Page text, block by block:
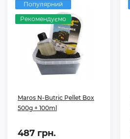
Популярний
Рекомендуємо
Maros N-Butric Pellet Box
500g + 100ml
487 грн.